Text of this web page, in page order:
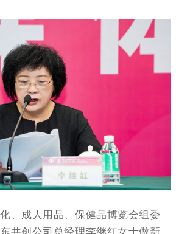
、成人用品、保健品博览会组委